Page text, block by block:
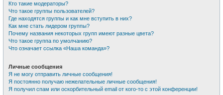
Кто такие модераторы?
Что такое группы пользователей?
Где находятся группы и как мне вступить в них?
Как мне стать лидером группы?
Почему названия некоторых групп имеют разные цвета?
Что такое группа по умолчанию?
Что означает ссылка «Наша команда»?
Личные сообщения
Я не могу отправить личные сообщения!
Я постоянно получаю нежелательные личные сообщения!
Я получил спам или оскорбительный email от кого-то с этой конференции!